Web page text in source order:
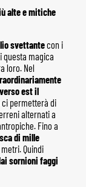
alte e mitiche
svettantecon i
questa magica
loro. Nel
est il
permetterà di
alternati a
Fino a
di mille
metri. Quindi
sornioni faggi